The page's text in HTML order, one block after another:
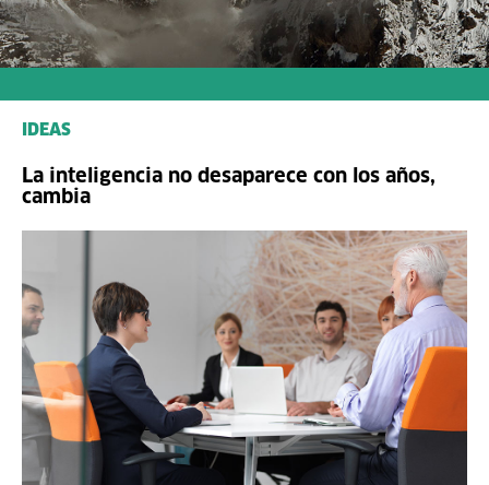
IDEAS
La inteligencia no desaparece con los años,
cambia